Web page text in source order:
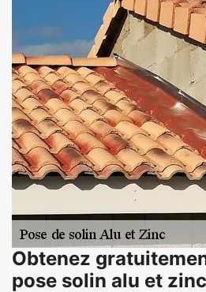
Obtenez
pose solin alu et